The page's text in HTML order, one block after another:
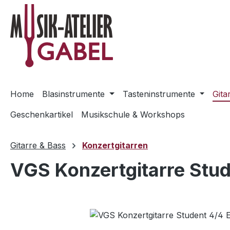
Hauptinhalt springen
Zur Suche springen
Zur Hauptnavigation springen
Home Blasinstrumente Tasteninstrumente
Geschenkartikel
Musikschule & Workshops
Gitarre & Bass Konzertgitarren
VGS Konzertgitarre
Bildergalerie überspringen